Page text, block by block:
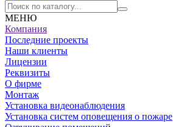
МЕНЮ
Компания
Последние проекты
Наши клиенты
Лицензии
Реквизиты
О фирме
Монтаж
Установка видеонаблюдения
Установка систем оповещения о пожаре